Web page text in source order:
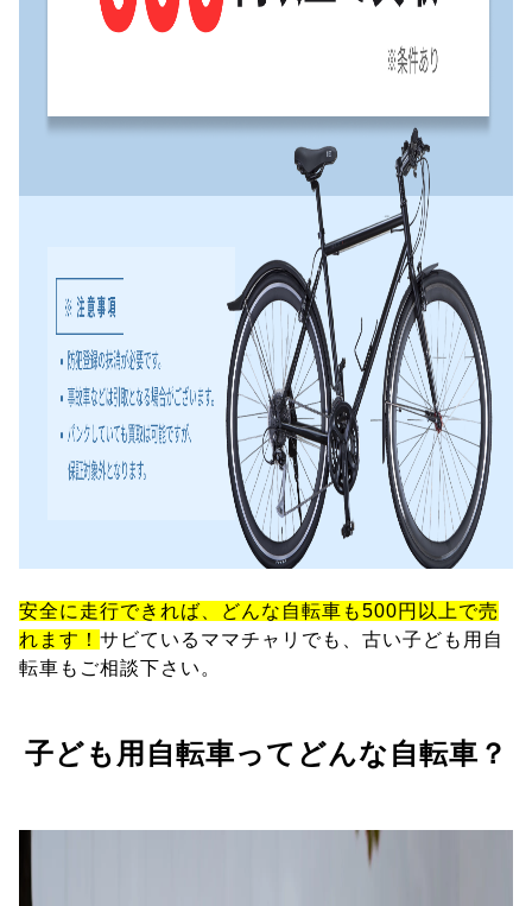
安全に走行できれば、どんな自転車も500円以上で売
れます！ サビているママチャリでも、古い子ども用自
転車もご相談下さい。
子ども用自転車ってどんな自転車？